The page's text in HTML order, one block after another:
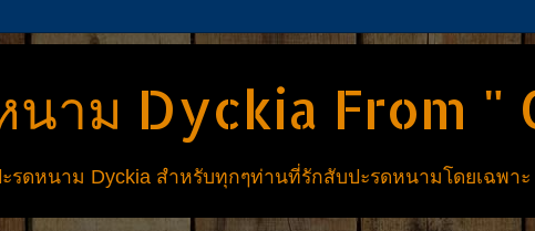
นาม Dyckia From "
ดหนาม Dyckia สำหรับทุกๆท่านที่รักสับปะรดหนามโดยเฉพาะ